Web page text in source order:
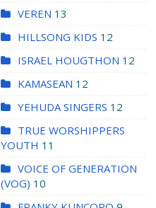
VEREN 13
HILLSONG KIDS 12
ISRAEL HOUGTHON 12
KAMASEAN 12
YEHUDA SINGERS 12
TRUE WORSHIPPERS
YOUTH 11
VOICE OF GENERATION
(VOG) 10